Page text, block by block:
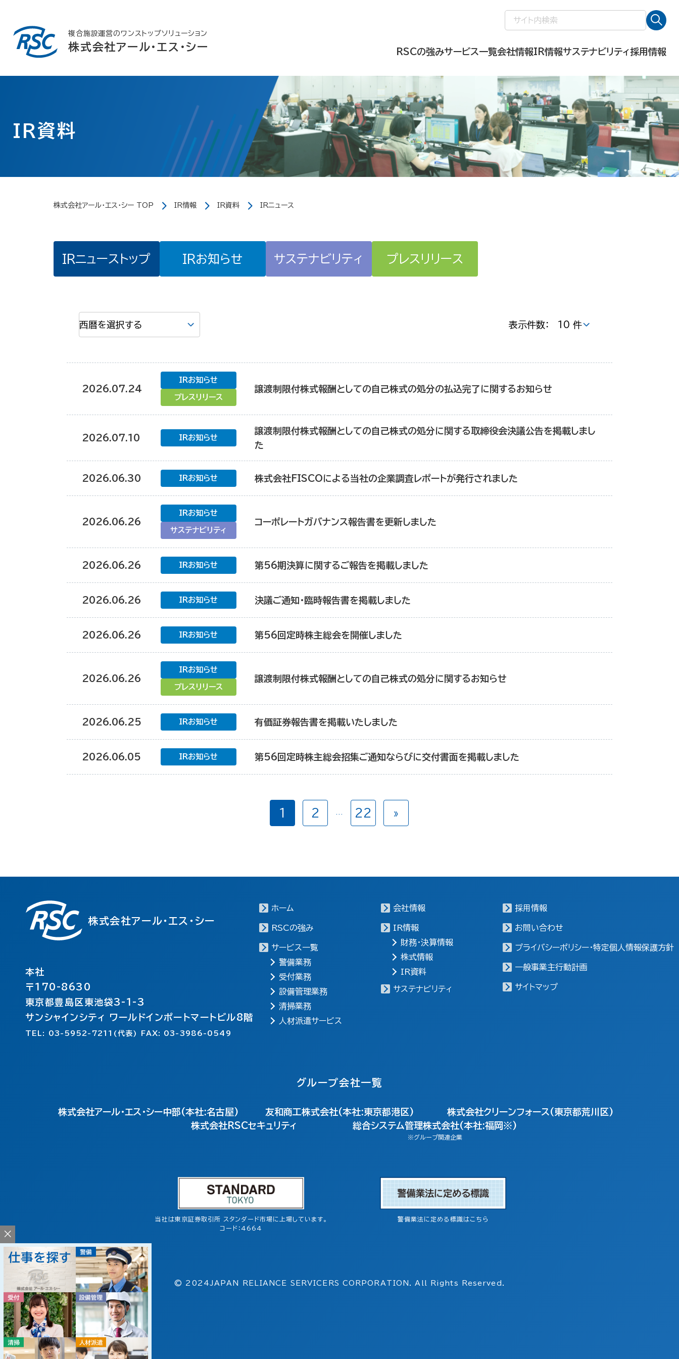
content
複合施設運営のワンストップソリューション
株式会社アール・エス・シー
索:
RSCの強みサービス一覧会社情報IR情報サステナビリティ採用情報
IR資料
株式会社アール・エス・シー TOP IR情報 IR資料 IRニュース
IRニューストップ IRお知らせ サステナビリティ プレスリリース
表示件数：
2026.07.24
IRお知らせ
プレスリリース
譲渡制限付株式報酬としての自己株式の処分の払込完了に関するお知らせ
2026.07.10 IRお知らせ
譲渡制限付株式報酬としての自己株式の処分に関する取締役会決議公告を掲載しまし
た
2026.06.30 IRお知らせ 株式会社FISCOによる当社の企業調査レポートが発行されました
2026.06.26
IRお知らせ
サステナビリティ
コーポレートガバナンス報告書を更新しました
2026.06.26 IRお知らせ 第56期決算に関するご報告を掲載しました
2026.06.26 IRお知らせ 決議ご通知・臨時報告書を掲載しました
2026.06.26 IRお知らせ 第56回定時株主総会を開催しました
2026.06.26
IRお知らせ
プレスリリース
譲渡制限付株式報酬としての自己株式の処分に関するお知らせ
2026.06.25 IRお知らせ 有価証券報告書を掲載いたしました
2026.06.05 IRお知らせ 第56回定時株主総会招集ご通知ならびに交付書面を掲載しました
1 2 … 22 »
×
株式会社アール・エス・シー
本社
〒170-8630
東京都豊島区東池袋3-1-3
サンシャインシティ ワールドインポートマートビル8階
TEL: 03-5952-7211(代表) FAX: 03-3986-0549
ホーム
RSCの強み
サービス一覧
警備業務
受付業務
設備管理業務
清掃業務
人材派遣サービス
会社情報
IR情報
財務・決算情報
株式情報
IR資料
サステナビリティ
採用情報
お問い合わせ
プライバシーポリシー・特定個人情報保護方針
一般事業主行動計画
サイトマップ
グループ会社一覧
株式会社アール・エス・シー中部(本社:名古屋) 友和商工株式会社(本社:東京都港区)
株式会社クリーンフォース(東京都荒川区)
株式会社RSCセキュリティ
総合システム管理株式会社(本社:福岡※)
※グループ関連企業
当社は東京証券取引所 スタンダード市場に上場しています。
コード：4664
警備業法に定める標識はこちら
© 2024JAPAN RELIANCE SERVICERS CORPORATION. All Rights Reserved.